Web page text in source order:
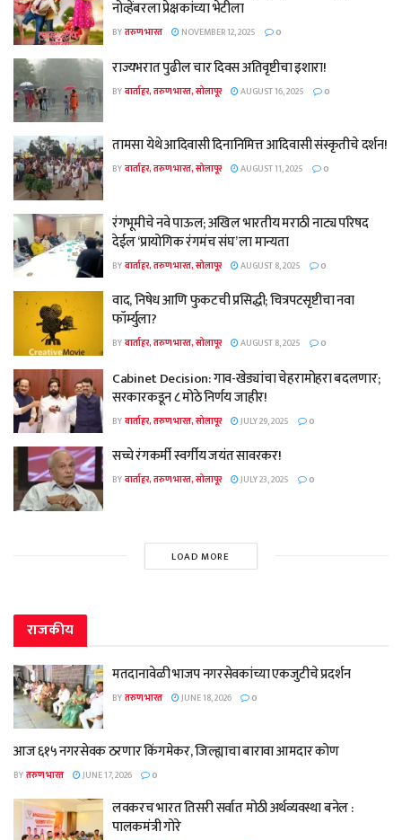
नोव्हेंबरला प्रेक्षकांच्या भेटीला
BYतरुण भारत NOVEMBER 12, 2025 0
राज्यभरात पुढील चार दिवस अतिवृष्टीचा इशारा!
BYवार्ताहर, तरुण भारत, सोलापूर AUGUST 16, 2025 0
तामसा येथे आदिवासी दिनानिमित्त आदिवासी संस्कृतीचे दर्शन!
BYवार्ताहर, तरुण भारत, सोलापूर AUGUST 11, 2025 0
रंगभूमीचे नवे पाऊल; अखिल भारतीय मराठी नाट्य परिषद
देईल ‘प्रायोगिक रंगमंच संघ’ ला मान्यता
BYवार्ताहर, तरुण भारत, सोलापूर AUGUST 8, 2025 0
वाद, निषेध आणि फुकटची प्रसिद्धी; चित्रपटसृष्टीचा नवा
फॉर्म्युला?
BYवार्ताहर, तरुण भारत, सोलापूर AUGUST 8, 2025 0
Cabinet Decision: गाव-खेड्यांचा चेहरामोहरा बदलणार;
सरकारकडून ८ मोठे निर्णय जाहीर!
BYवार्ताहर, तरुण भारत, सोलापूर JULY 29, 2025 0
सच्चे रंगकर्मी स्वर्गीय जयंत सावरकर!
BYवार्ताहर, तरुण भारत, सोलापूर JULY 23, 2025 0
LOAD MORE
राजकीय
मतदानावेळी भाजप नगरसेवकांच्या एकजुटीचे प्रदर्शन
BYतरुण भारत JUNE 18, 2026 0
आज ६१५ नगरसेवक ठरणार किंगमेकर, जिल्ह्याचा बारावा आमदार कोण
BYतरुण भारत JUNE 17, 2026 0
लवकरच भारत तिसरी सर्वात मोठी अर्थव्यवस्था बनेल :
पालकमंत्री गोरे